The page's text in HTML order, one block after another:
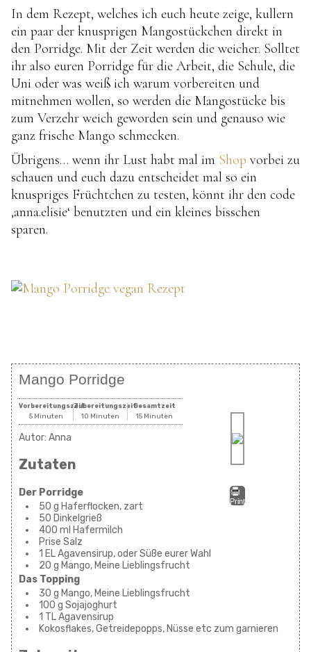
In dem Rezept, welches ich euch heute zeige, kullern
ein paar der knusprigen Mangostückchen direkt in
den Porridge. Mit der Zeit werden die weicher. Solltet
ihr also euren Porridge für die Arbeit, die Schule, die
Uni oder was weiß ich warum vorbereiten und
mitnehmen wollen, so werden die Mangostücke bis
zum Verzehr weich geworden sein und genauso wie
ganz frische Mango schmecken.
Übrigens… wenn ihr Lust habt mal im Shop vorbei zu
schauen und euch dazu entscheidet mal so ein
knuspriges Früchtchen zu testen, könnt ihr den code
‚anna.elisie‘ benutzten und ein kleines bisschen
sparen.
Mango Porridge
Print
Vorbereitungszeit
5 Minuten
Zubereitungszeit
10 Minuten
Gesamtzeit
15 Minuten
Autor: Anna
Zutaten
Der Porridge
50 g Haferflocken, zart
50 Dinkelgrieß
400 ml Hafermilch
Prise Salz
1 EL Agavensirup, oder Süße eurer Wahl
20 g Mango, Meine Lieblingsfrucht
Das Topping
30 g Mango, Meine Lieblingsfrucht
100 g Sojajoghurt
1 TL Agavensirup
Kokosflakes, Getreidepopps, Nüsse etc zum garnieren